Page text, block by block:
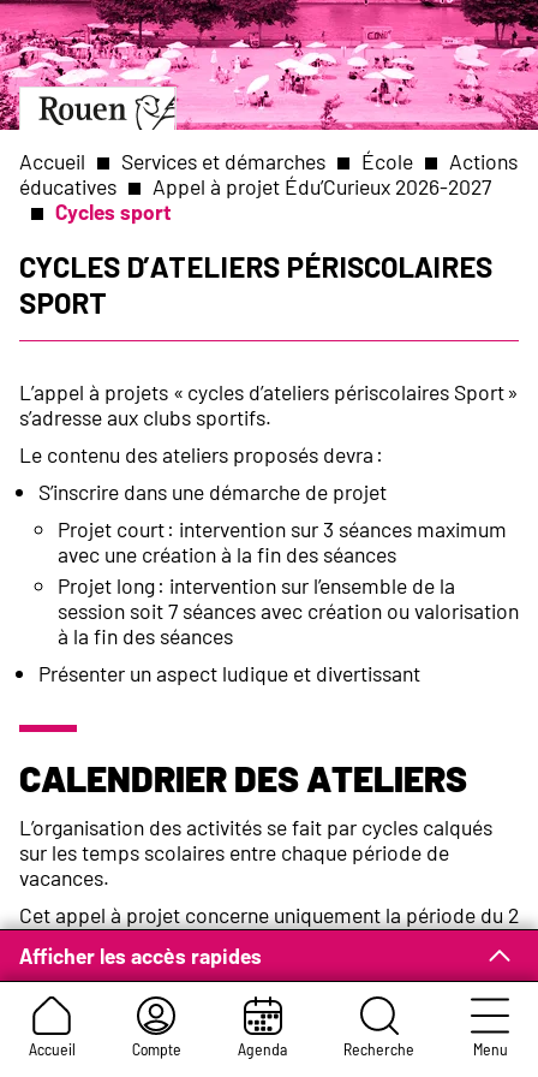
Aller
au
contenu
principal
Aller
à
page
d’accueil
Slide
1
of
1
Accueil Compte Agenda Recherche Menu
d'Ariane
Accueil Services et démarches École
Actions
éducatives
Appel à projet Édu’Curieux 2026-2027
Cycles sport
Cycles d’ateliers périscolaires
sport
Afficher les accès rapides
L’appel à projets « cycles d’ateliers périscolaires Sport »
s’adresse aux clubs sportifs.
Le contenu des ateliers proposés devra :
S’inscrire dans une démarche de projet
Projet court : intervention sur 3 séances maximum
avec une création à la fin des séances
Projet long : intervention sur l’ensemble de la
session soit 7 séances avec création ou valorisation
à la fin des séances
Présenter un aspect ludique et divertissant
Calendrier des ateliers
L’organisation des activités se fait par cycles calqués
sur les temps scolaires entre chaque période de
vacances.
Cet appel à projet concerne uniquement la période du 2
novembre au 18 décembre 2020.
Sur chaque cycle, plusieurs activités sont proposées
aux enfants sur des ateliers d’1 heure environ,
entre 12h et 14h, les lundis, mardis, jeudis et
vendredis